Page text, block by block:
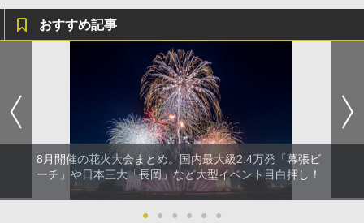
おすすめ記事
8月開催の花火大会まとめ。国内最大級2.4万発「幕張ビ
ーチ」や日本三大「長岡」など大型イベント目白押し！
● ● ● ● ● ●